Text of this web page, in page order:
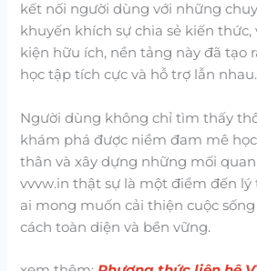
kết nối người dùng với những
khuyến khích sự chia sẻ kiến thức,
kiện hữu ích, nền tảng này đã tạo
học tập tích cực và hỗ trợ lẫn nhau.
Người dùng không chỉ tìm thấy
khám phá được niềm đam mê
thân và xây dựng những mối
vvvw.in thật sự là một điểm đến
ai mong muốn cải thiện cuộc
cách toàn diện và bền vững.